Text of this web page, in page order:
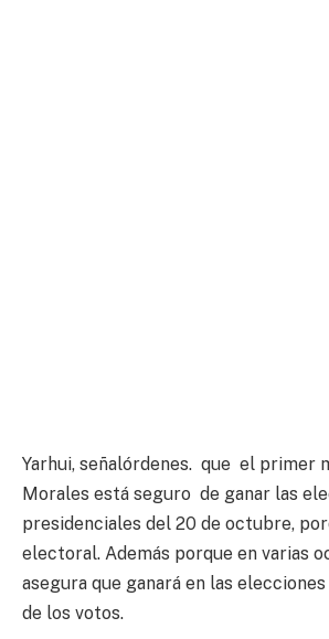
Yarhui, señalórdenes. que el primer
Morales está seguro de ganar las
presidenciales del 20 de octubre,
electoral. Además porque en varias
asegura que ganará en las
de los votos.